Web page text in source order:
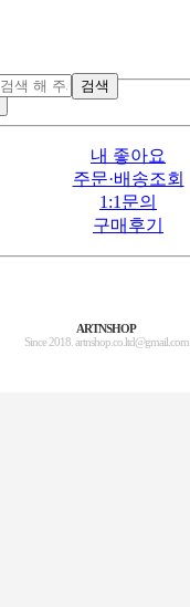
검색
내 좋아요
주문·배송조회
1:1문의
구매후기
ARTNSHOP
Since 2018. artnshop.co.ltd@gmail.com